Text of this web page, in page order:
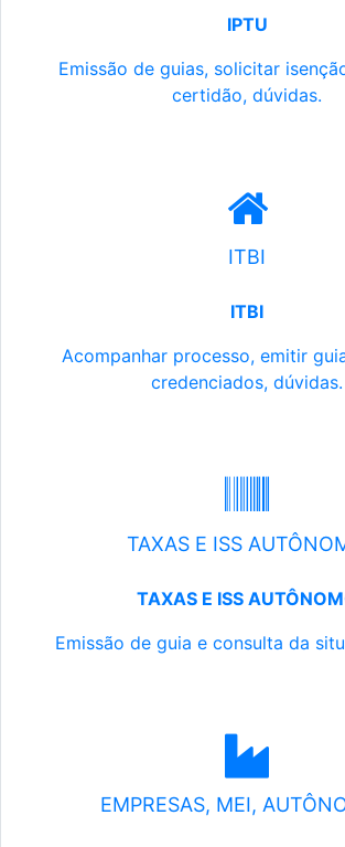
IPTU
Emissão de guias, solicitar
certidão, dúvidas.
ITBI
ITBI
Acompanhar processo, emitir
credenciados, dúvidas.
TAXAS E ISS
TAXAS E ISS
Emissão de guia e consulta da
EMPRESAS, MEI,